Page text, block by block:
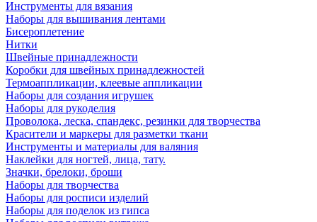
Инструменты для вязания
Наборы для вышивания лентами
Бисероплетение
Нитки
Швейные принадлежности
Коробки для швейных принадлежностей
Термоаппликации, клеевые аппликации
Наборы для создания игрушек
Наборы для рукоделия
Проволока, леска, спандекс, резинки для творчества
Красители и маркеры для разметки ткани
Инструменты и материалы для валяния
Наклейки для ногтей, лица, тату.
Значки, брелоки, броши
Наборы для творчества
Наборы для росписи изделий
Наборы для поделок из гипса